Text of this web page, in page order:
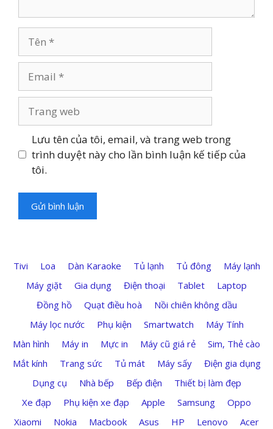
web
Lưu tên của tôi, email, và trang web trong
trình duyệt này cho lần bình luận kế tiếp của
tôi.
Tivi Loa Dàn Karaoke Tủ lạnh Tủ đông
Máy lạnh
Máy giặt
Gia dụng Điện thoại Tablet
Laptop
Đồng hồ
Quạt điều hoà
Nồi chiên không dầu
Máy lọc nước
Phụ kiện Smartwatch
Máy Tính
Màn hình
Máy in Mực in Máy cũ giá rẻ
Sim, Thẻ cào
Mắt kính
Trang sức Tủ mát Máy sấy
Điện gia dụng
Dụng cụ
Nhà bếp Bếp điện
Thiết bị làm đẹp
Xe đạp
Phụ kiện xe đạp Apple Samsung
Oppo
Xiaomi
Nokia Macbook Asus HP Lenovo
Acer